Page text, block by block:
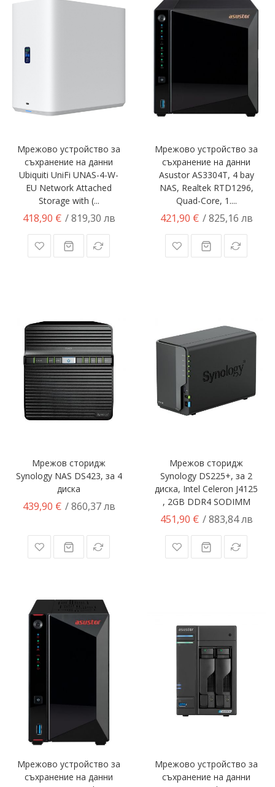
Мрежово устройство за
съхранение на данни
Ubiquiti UniFi UNAS-4-W-
EU Network Attached
Storage with (...
418,90 € / 819,30 лв
Мрежово устройство за
съхранение на данни
Asustor AS3304T, 4 bay
NAS, Realtek RTD1296,
Quad-Core, 1....
421,90 € / 825,16 лв
Мрежов сторидж
Synology NAS DS423, за 4
диска
439,90 € / 860,37 лв
Мрежов сторидж
Synology DS225+, за 2
диска, Intel Celeron J4125
, 2GB DDR4 SODIMM
451,90 € / 883,84 лв
Мрежово устройство за
съхранение на данни
Мрежово устройство за
съхранение на данни